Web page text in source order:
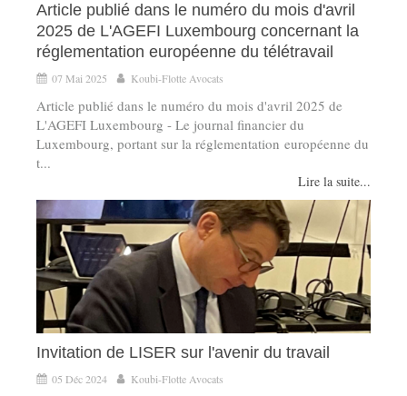
Article publié dans le numéro du mois d'avril
2025 de L'AGEFI Luxembourg concernant la
réglementation européenne du télétravail
07 Mai 2025 Koubi-Flotte Avocats
Article publié dans le numéro du mois d'avril 2025 de
L'AGEFI Luxembourg - Le journal financier du
Luxembourg, portant sur la réglementation européenne du
t...
Lire la suite...
Invitation de LISER sur l'avenir du travail
05 Déc 2024 Koubi-Flotte Avocats